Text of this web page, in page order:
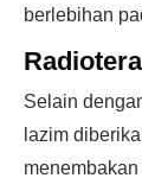
berlebihan
Selain
lazim